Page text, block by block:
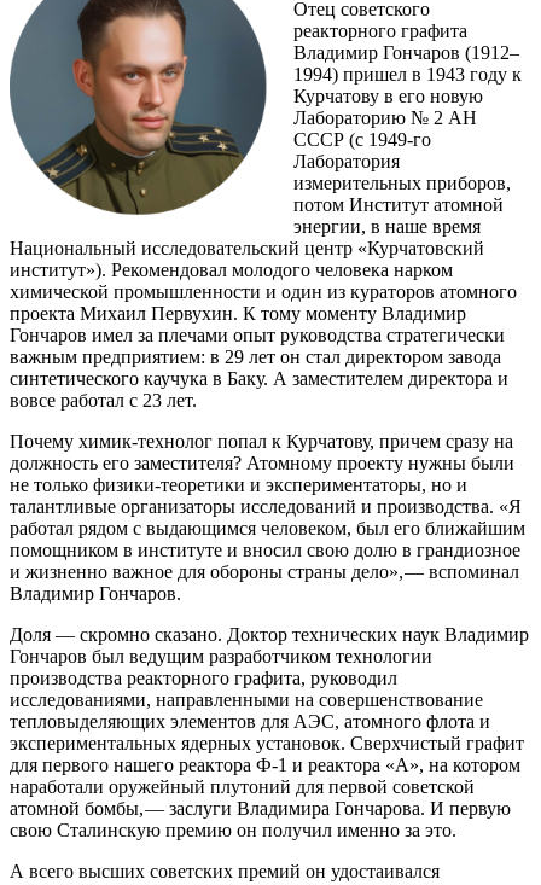
Отец советского
реакторного графита
Владимир Гончаров (1912–
1994) пришел в 1943 году к
Курчатову в его новую
Лабораторию № 2 АН
СССР (с 1949-го
Лаборатория
измерительных приборов,
потом Институт атомной
энергии, в наше время
Национальный исследовательский центр «Курчатовский
институт»). Рекомендовал молодого человека нарком
химической промышленности и один из кураторов атомного
проекта Михаил Первухин. К тому моменту Владимир
Гончаров имел за плечами опыт руководства стратегически
важным предприятием: в 29 лет он стал директором завода
синтетического каучука в Баку. А заместителем директора и
вовсе работал с 23 лет.
Почему химик-технолог попал к Курчатову, причем сразу на
должность его заместителя? Атомному проекту нужны были
не только физики-теоретики и экспериментаторы, но и
талантливые организаторы исследований и производства. «Я
работал рядом с выдающимся человеком, был его ближайшим
помощником в институте и вносил свою долю в грандиозное
и жизненно важное для обороны страны дело», — ​вспоминал
Владимир Гончаров.
Доля — ​скромно сказано. Доктор технических наук Владимир
Гончаров был ведущим разработчиком технологии
производства реакторного графита, руководил
исследованиями, направленными на совершенствование
тепловыделяющих элементов для АЭС, атомного флота и
экспериментальных ядерных установок. Сверхчистый графит
для первого нашего реактора Ф‑1 и реактора «А», на котором
наработали оружейный плутоний для первой советской
атомной бомбы, — ​заслуги Владимира Гончарова. И первую
свою Сталинскую премию он получил именно за это.
А всего высших советских премий он удостаивался